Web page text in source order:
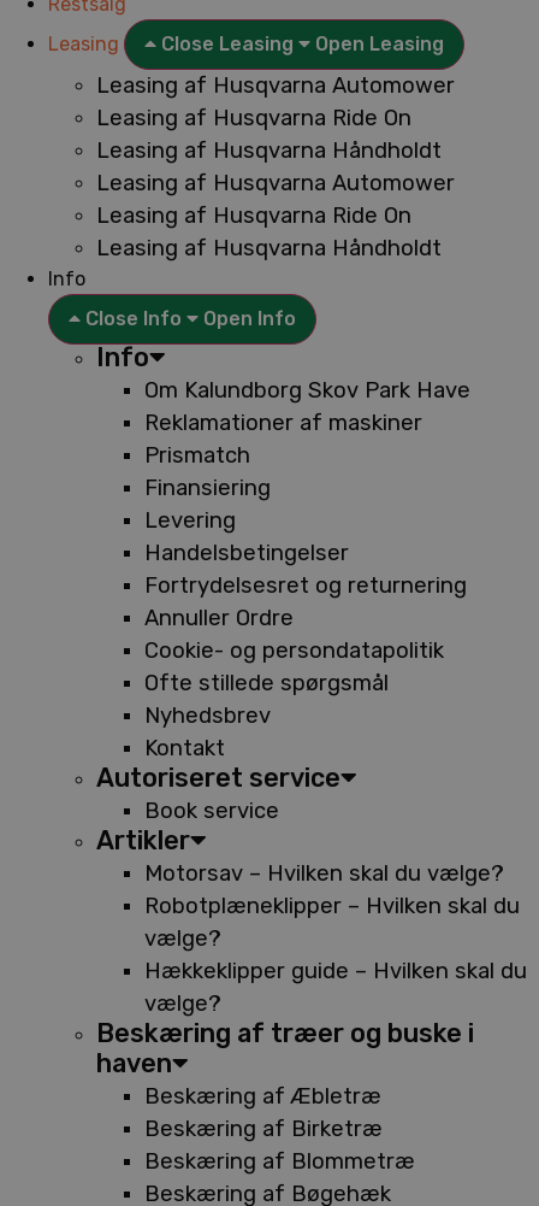
Leasing
Close Leasing Open Leasing
Leasing af Husqvarna Automower
Leasing af Husqvarna Ride On
Leasing af Husqvarna Håndholdt
Leasing af Husqvarna Automower
Leasing af Husqvarna Ride On
Leasing af Husqvarna Håndholdt
Info
Close Info
Open Info
Info
Om Kalundborg Skov Park Have
Reklamationer af maskiner
Prismatch
Finansiering
Levering
Handelsbetingelser
Fortrydelsesret og returnering
Annuller Ordre
Cookie- og persondatapolitik
Ofte stillede spørgsmål
Nyhedsbrev
Kontakt
Autoriseret service
Book service
Artikler
Motorsav – Hvilken skal du vælge?
Robotplæneklipper – Hvilken skal du
vælge?
Hækkeklipper guide – Hvilken skal du
vælge?
Beskæring af træer og buske i
haven
Beskæring af Æbletræ
Beskæring af Birketræ
Beskæring af Blommetræ
Beskæring af Bøgehæk